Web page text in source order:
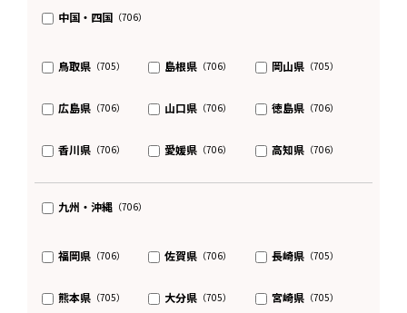
中国・四国（706）
鳥取県（705） 島根県 （706） 岡山県 （705）
広島県（706） 山口県 （706） 徳島県 （706）
香川県（706） 愛媛県 （706） 高知県 （706）
九州・沖縄（706）
福岡県（706） 佐賀県 （706） 長崎県 （705）
熊本県（705） 大分県 （705） 宮崎県 （705）